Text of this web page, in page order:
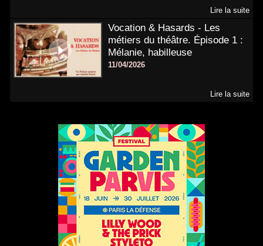
Lire la suite
Vocation & Hasards - Les
métiers du théâtre. Épisode 1 :
Mélanie, habilleuse
11/04/2026
Lire la suite